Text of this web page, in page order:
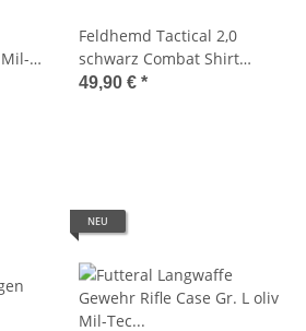
Feldhemd Tactical 2,0
schwarz Combat Shirt
Security Einsatzshirt Mil-Tec
49,90 € *
NEU